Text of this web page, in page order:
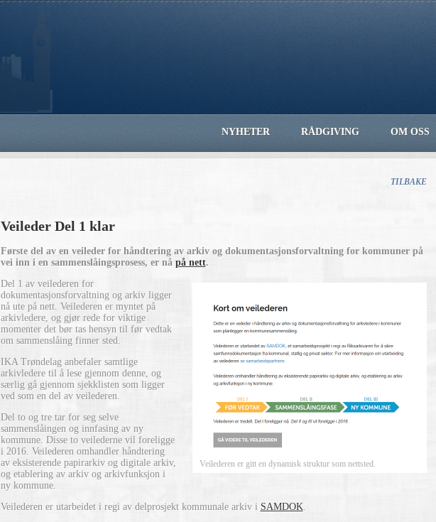
NYHETER RÅDGIVING OM OSS
TILBAKE
Veileder Del 1 klar
Første del av en veileder for håndtering av arkiv og dokumentasjonsforvaltning for kommuner på
vei inn i en sammenslåingsprosess, er nå på nett.
Veilederen er gitt en dynamisk struktur som nettsted.
Del 1 av veilederen for
dokumentasjonsforvaltning og arkiv ligger
nå ute på nett. Veilederen er myntet på
arkivledere, og gjør rede for viktige
momenter det bør tas hensyn til før vedtak
om sammenslåing finner sted.
IKA Trøndelag anbefaler samtlige
arkivledere til å lese gjennom denne, og
særlig gå gjennom sjekklisten som ligger
ved som en del av veilederen.
Del to og tre tar for seg selve
sammenslåingen og innfasing av ny
kommune. Disse to veilederne vil foreligge
i 2016. Veilederen omhandler håndtering
av eksisterende papirarkiv og digitale arkiv,
og etablering av arkiv og arkivfunksjon i
ny kommune.
Veilederen er utarbeidet i regi av delprosjekt kommunale arkiv i SAMDOK.